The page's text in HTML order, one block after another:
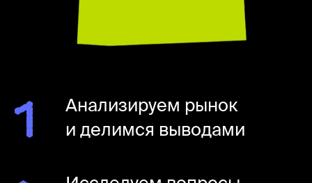
программы подбираем инструменты
индивидуально и приводим вас
к эффективным и неочевидным
креативные методологии
трендвотчинг ТРИЗ
инновации